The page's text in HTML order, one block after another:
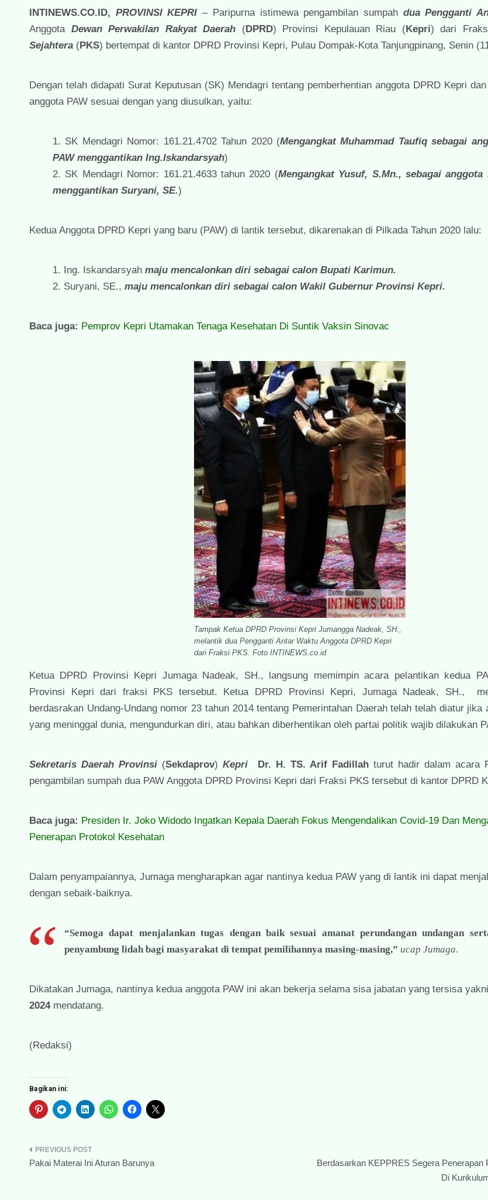
INTINEWS.CO.ID, PROVINSI KEPRI – Paripurna istimewa pengambilan sumpahdua Pengganti
Anggota Dewan Perwakilan Rakyat Daerah (DPRD) Provinsi Kepulauan Riau (Kepri) dari
Sejahtera (PKS) bertempat di kantor DPRD Provinsi Kepri, Pulau Dompak-Kota Tanjungpinang, Senin
Dengan telah didapati Surat Keputusan (SK) Mendagri tentang pemberhentian anggota DPRD Kepri
anggota PAW sesuai dengan yang diusulkan, yaitu:
SK Mendagri Nomor: 161.21.4702 Tahun 2020 (Mengangkat Muhammad Taufiq sebagai
PAW menggantikan Ing.Iskandarsyah)
SK Mendagri Nomor: 161.21.4633 tahun 2020 (Mengangkat Yusuf, S.Mn., sebagai anggota
menggantikan Suryani, SE.)
Kedua Anggota DPRD Kepri yang baru (PAW) di lantik tersebut, dikarenakan di Pilkada Tahun 2020 lalu:
Ing. Iskandarsyah maju mencalonkan diri sebagai calon Bupati Karimun.
Suryani, SE., maju mencalonkan diri sebagai calon Wakil Gubernur Provinsi Kepri.
Baca juga: Pemprov Kepri Utamakan Tenaga Kesehatan Di Suntik Vaksin Sinovac
Tampak Ketua DPRD Provinsi Kepri Jumangga Nadeak, SH.,
melantik dua Pengganti Antar Waktu Anggota DPRD Kepri
dari Fraksi PKS. Foto INTINEWS.co.id
Ketua DPRD Provinsi Kepri Jumaga Nadeak, SH., langsung memimpin acara pelantikan kedua
Provinsi Kepri dari fraksi PKS tersebut. Ketua DPRD Provinsi Kepri, Jumaga Nadeak, SH.,
berdasrakan Undang-Undang nomor 23 tahun 2014 tentang Pemerintahan Daerah telah telah diatur jika
yang meninggal dunia, mengundurkan diri, atau bahkan diberhentikan oleh partai politik wajib dilakukan
Sekretaris Daerah Provinsi (Sekdaprov)Kepri Dr. H. TS. Arif Fadillahturut hadir dalam acara
pengambilan sumpah dua PAW Anggota DPRD Provinsi Kepri dari Fraksi PKS tersebut di kantor DPRD
Baca juga: Presiden Ir. Joko Widodo Ingatkan Kepala Daerah Fokus Mengendalikan Covid-19 Dan
Penerapan Protokol Kesehatan
Dalam penyampaiannya, Jumaga mengharapkan agar nantinya kedua PAW yang di lantik ini dapat
dengan sebaik-baiknya.
“Semoga dapat menjalankan tugas dengan baik sesuai amanat perundangan undangan
penyambung lidah bagi masyarakat di tempat pemilihannya masing-masing,” ucap Jumaga.
Dikatakan Jumaga, nantinya kedua anggota PAW ini akan bekerja selama sisa jabatan yang tersisa
2024mendatang.
(Redaksi)
Bagikan ini:
Navigasi
Pakai Materai Ini Aturan Barunya
Berdasarkan KEPPRES Segera Penerapan
Di